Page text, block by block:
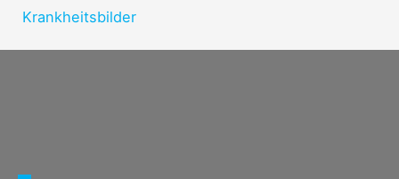
Krankheitsbilder